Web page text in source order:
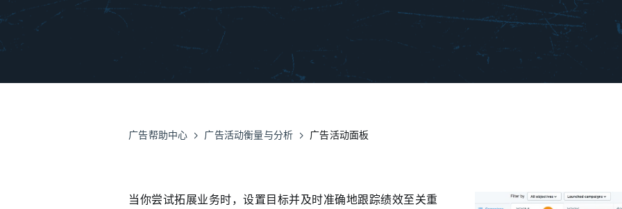
广告帮助中心 广告活动衡量与分析 广告活动面板
当你尝试拓展业务时，设置目标并及时准确地跟踪绩效至关重